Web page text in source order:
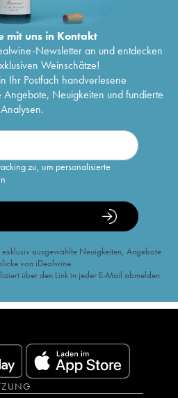
mit uns in Kontakt
Newsletter an und entdecken
Weinschätze!
Ihr Postfach handverlesene
Neuigkeiten und fundierte
Analysen.
zu, um personalisierte
ausgewählte Neuigkeiten, Angebote
von iDealwine.
über den Link in jeder E-Mail abmelden.